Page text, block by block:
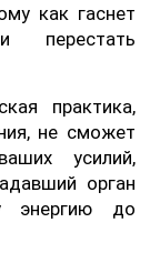
как гаснет
перестать
практика,
не сможет
усилий,
орган
энергию до